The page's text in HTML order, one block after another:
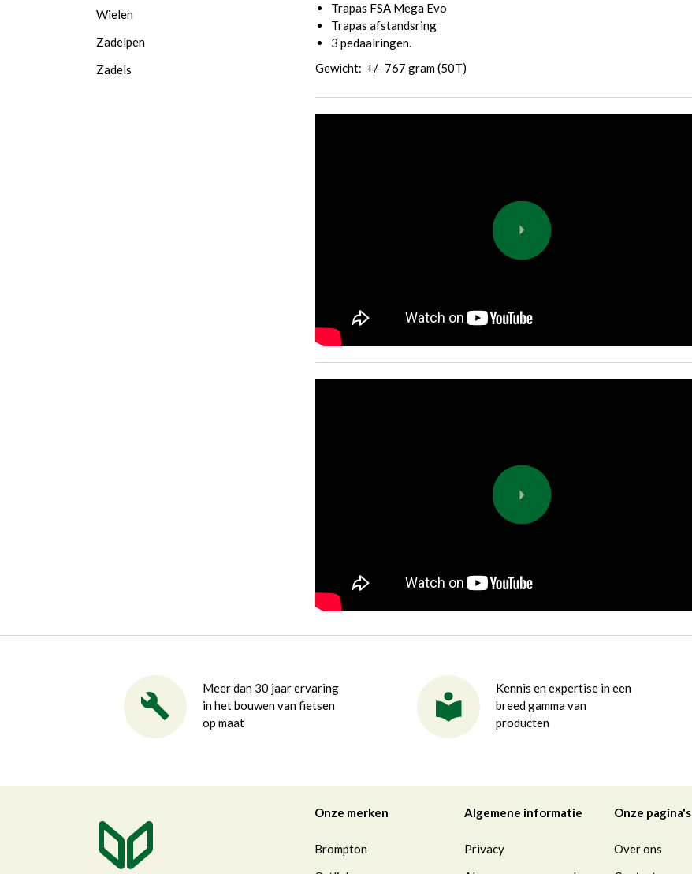
Trapas FSA Mega Evo
Trapas afstandsring
3 pedaalringen.
Gewicht: +/- 767 gram (50T)
Wielen
Zadelpen
Zadels
Meer dan 30 jaar ervaring
in het bouwen van fietsen
op maat
Kennis en expertise in een
breed gamma van
producten
Onze merken
Brompton
Algemene informatie
Privacy
Onze pagina's
Over ons